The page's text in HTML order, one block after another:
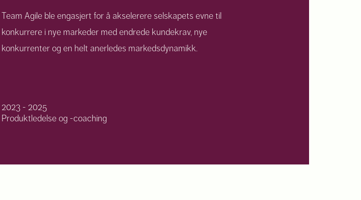
Team Agile ble engasjert for å akselerere selskapets evne til
konkurrere i nye markeder med endrede kundekrav, nye
konkurrenter og en helt anerledes markedsdynamikk.
2023 - 2025
Produktledelse og -coaching